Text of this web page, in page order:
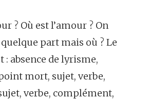
? Où est l’amour ? On
part mais où ? Le
absence de lyrisme,
mort, sujet, verbe,
verbe, complément,